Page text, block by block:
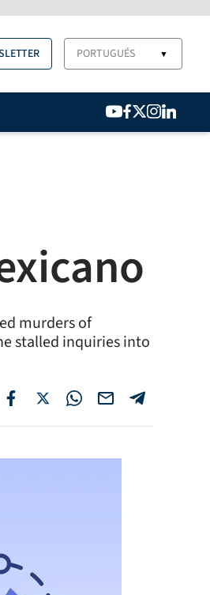
PORTUGUÉS ▼
murders of
stalled inquiries into